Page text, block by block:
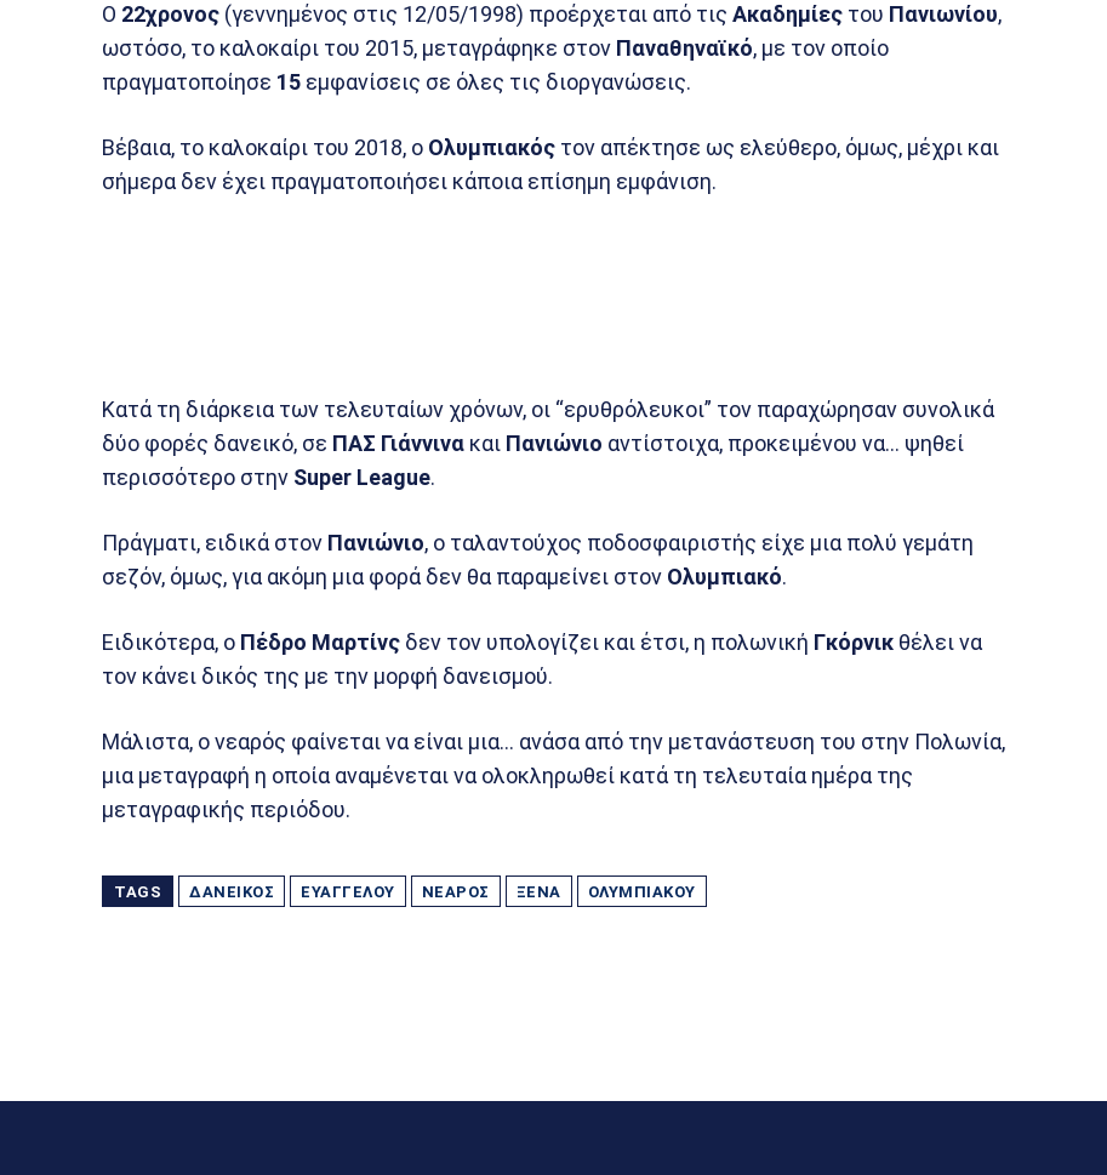
Ο 22χρονος (γεννημένος στις 12/05/1998) προέρχεται από τις Ακαδημίες του Πανιωνίου,
ωστόσο, το καλοκαίρι του 2015, μεταγράφηκε στον Παναθηναϊκό, με τον οποίο
πραγματοποίησε 15 εμφανίσεις σε όλες τις διοργανώσεις.
Βέβαια, το καλοκαίρι του 2018, ο Ολυμπιακός τον απέκτησε ως ελεύθερο, όμως, μέχρι και
σήμερα δεν έχει πραγματοποιήσει κάποια επίσημη εμφάνιση.
Κατά τη διάρκεια των τελευταίων χρόνων, οι “ερυθρόλευκοι” τον παραχώρησαν συνολικά
δύο φορές δανεικό, σε ΠΑΣ Γιάννινα και Πανιώνιο αντίστοιχα, προκειμένου να… ψηθεί
περισσότερο στην Super League.
Πράγματι, ειδικά στον Πανιώνιο, ο ταλαντούχος ποδοσφαιριστής είχε μια πολύ γεμάτη
σεζόν, όμως, για ακόμη μια φορά δεν θα παραμείνει στον Ολυμπιακό.
Ειδικότερα, ο Πέδρο Μαρτίνς δεν τον υπολογίζει και έτσι, η πολωνική Γκόρνικ θέλει να
τον κάνει δικός της με την μορφή δανεισμού.
Μάλιστα, ο νεαρός φαίνεται να είναι μια… ανάσα από την μετανάστευση του στην Πολωνία,
μια μεταγραφή η οποία αναμένεται να ολοκληρωθεί κατά τη τελευταία ημέρα της
μεταγραφικής περιόδου.
TAGS ΔΑΝΕΙΚΌΣ ΕΥΑΓΓΈΛΟΥ ΝΕΑΡΌΣ ΞΈΝΑ ΟΛΥΜΠΙΑΚΟΎ